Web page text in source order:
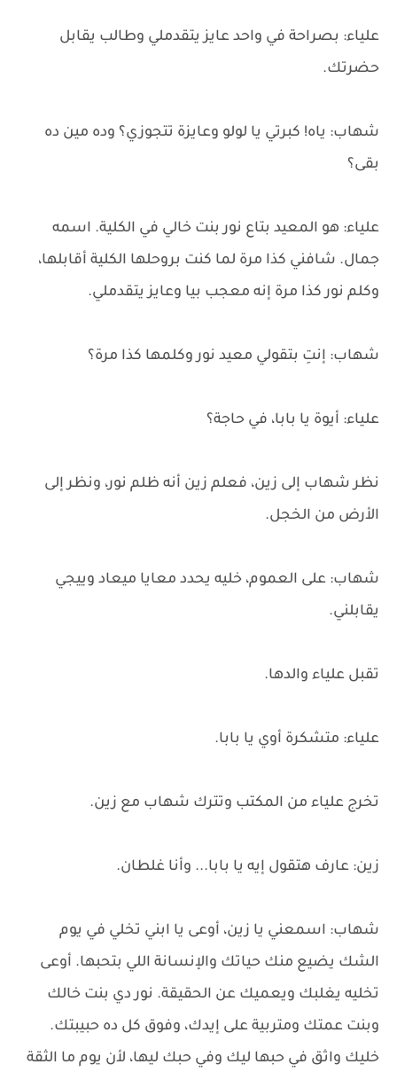
علياء: بصراحة في واحد عايز يتقدملي وطالب يقابل
حضرتك.
شهاب: ياه! كبرتي يا لولو وعايزة تتجوزي؟ وده مين ده
بقى؟
علياء: هو المعيد بتاع نور بنت خالي في الكلية. اسمه
جمال. شافني كذا مرة لما كنت بروحلها الكلية أقابلها،
وكلم نور كذا مرة إنه معجب بيا وعايز يتقدملي.
شهاب: إنتِ بتقولي معيد نور وكلمها كذا مرة؟
علياء: أيوة يا بابا، في حاجة؟
نظر شهاب إلى زين، فعلم زين أنه ظلم نور، ونظر إلى
الأرض من الخجل.
شهاب: على العموم، خليه يحدد معايا ميعاد وييجي
يقابلني.
تقبل علياء والدها.
علياء: متشكرة أوي يا بابا.
تخرج علياء من المكتب وتترك شهاب مع زين.
زين: عارف هتقول إيه يا بابا... وأنا غلطان.
شهاب: اسمعني يا زين، أوعى يا ابني تخلي في يوم
الشك يضيع منك حياتك والإنسانة اللي بتحبها. أوعى
تخليه يغلبك ويعميك عن الحقيقة. نور دي بنت خالك
وبنت عمتك ومتربية على إيدك، وفوق كل ده حبيبتك.
خليك واثق في حبها ليك وفي حبك ليها، لأن يوم ما الثقة